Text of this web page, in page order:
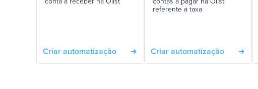
conta a receber na Olist
Criar automatização
contas a pagar na Olist
referente a taxa
Criar automatização